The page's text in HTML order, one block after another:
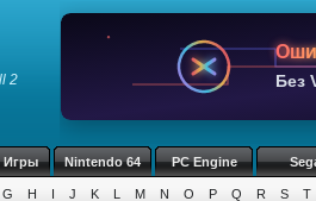
2
Без
Игры Nintendo 64 PC Engine
G H I J K L M N O P Q R S T